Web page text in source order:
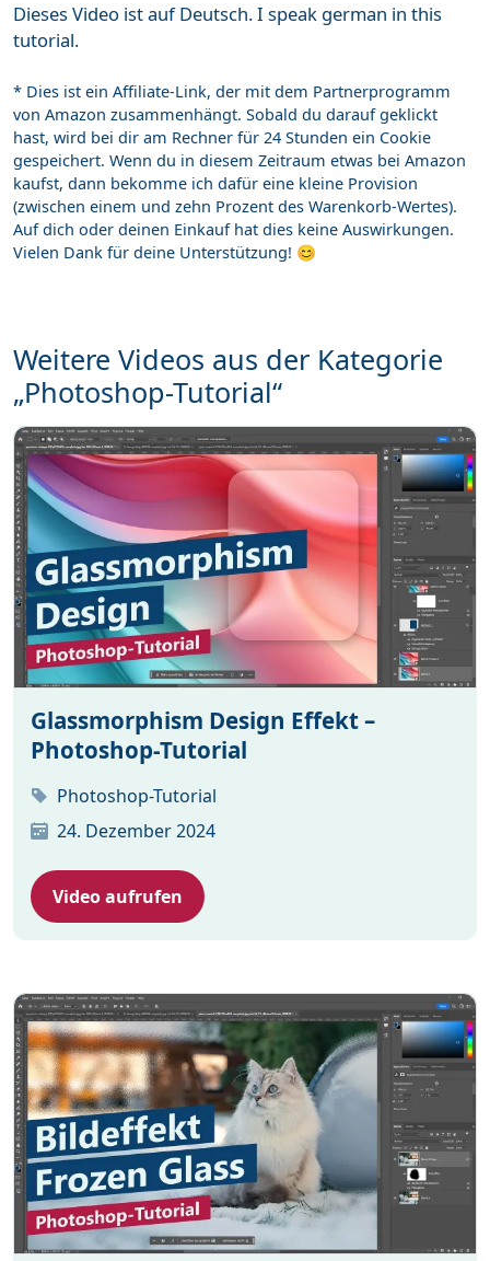
Dieses Video ist auf Deutsch. I speak german in this
tutorial.
* Dies ist ein Affiliate-Link, der mit dem Partnerprogramm
von Amazon zusammenhängt. Sobald du darauf geklickt
hast, wird bei dir am Rechner für 24 Stunden ein Cookie
gespeichert. Wenn du in diesem Zeitraum etwas bei Amazon
kaufst, dann bekomme ich dafür eine kleine Provision
(zwischen einem und zehn Prozent des Warenkorb-Wertes).
Auf dich oder deinen Einkauf hat dies keine Auswirkungen.
Vielen Dank für deine Unterstützung! 😊
Weitere Videos aus der Kategorie
„Photoshop-Tutorial“
Glassmorphism Design Effekt –
Photoshop-Tutorial
Photoshop-Tutorial
24. Dezember 2024
Video aufrufen